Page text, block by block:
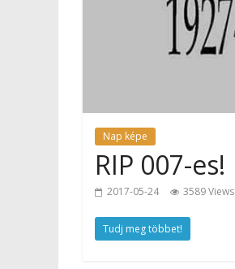
Nap képe
RIP 007-es!
2017-05-24 3589 Views
Tudj meg többet!